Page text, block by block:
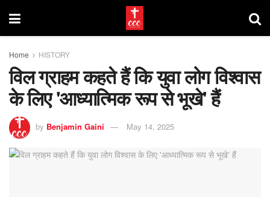
Home HISTORY
विल ग्राहम कहते हैं कि युवा लोग विश्वास
के लिए 'आध्यात्मिक रूप से भूखे' हैं
by Benjamin Gaini May 14, 2025